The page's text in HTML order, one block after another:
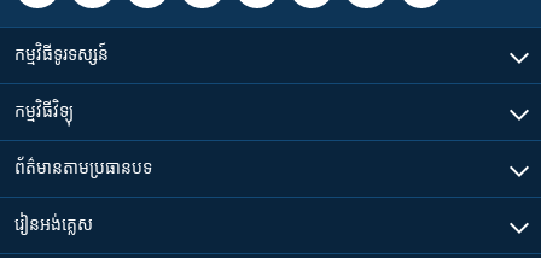
កម្មវិធី​ទូរទស្សន៍
កម្មវិធី​វិទ្យុ
ព័ត៌មាន​តាមប្រធានបទ​
រៀន​​អង់គ្លេស